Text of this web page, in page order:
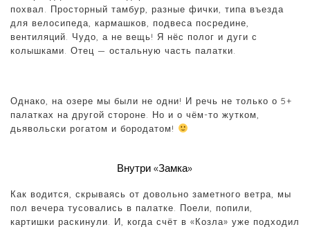
похвал. Просторный тамбур, разные фички, типа въезда
для велосипеда, кармашков, подвеса посредине,
вентиляций. Чудо, а не вещь! Я нёс полог и дуги с
колышками. Отец — остальную часть палатки.
Однако, на озере мы были не одни! И речь не только о 5+
палатках на другой стороне. Но и о чём-то жутком,
дьявольски рогатом и бородатом!
Внутри «Замка»
Как водится, скрываясь от довольно заметного ветра, мы
пол вечера тусовались в палатке. Поели, попили,
картишки раскинули. И, когда счёт в «Козла» уже подходил